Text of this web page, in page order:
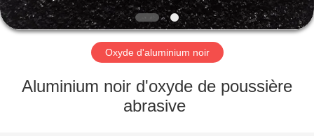
AU
SUJET
NOUS
Oxyde d'aluminium noir
Aluminium noir d'oxyde de poussière
abrasive